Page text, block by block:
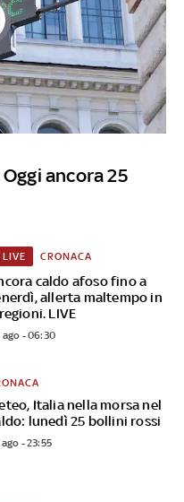
ancora 25
caldo afoso fino a
allerta maltempo in
LIVE
LIVE CRONACA
ago - 06:30
Italia nella morsa nel
lunedì 25 bollini rossi
- 23:55